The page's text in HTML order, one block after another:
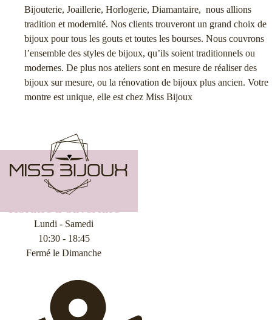
Bijouterie, Joaillerie, Horlogerie, Diamantaire, nous allions
tradition et modernité. Nos clients trouveront un grand choix de
bijoux pour tous les gouts et toutes les bourses. Nous couvrons
l’ensemble des styles de bijoux, qu’ils soient traditionnels ou
modernes. De plus nos ateliers sont en mesure de réaliser des
bijoux sur mesure, ou la rénovation de bijoux plus ancien. Votre
montre est unique, elle est chez Miss Bijoux
Horaire d'ouverture
Lundi - Samedi
10:30 - 18:45
Fermé le Dimanche